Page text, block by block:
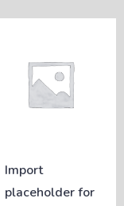
Import
placeholder for